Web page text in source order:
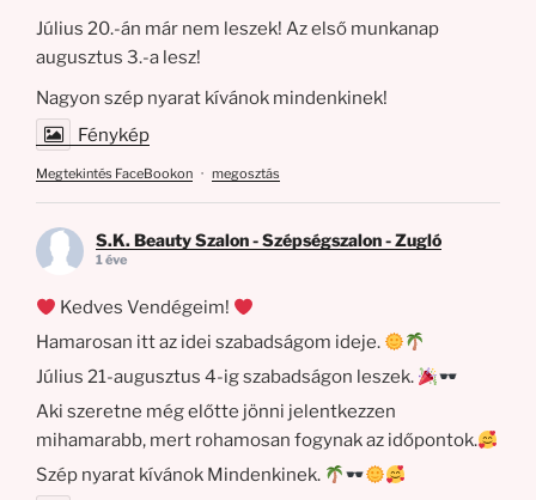
Július 20.-án már nem leszek! Az első munkanap
augusztus 3.-a lesz!
Nagyon szép nyarat kívánok mindenkinek!
Fénykép
Megtekintés FaceBookon · megosztás
S.K. Beauty Szalon - Szépségszalon - Zugló
1 éve
Kedves Vendégeim!
Hamarosan itt az idei szabadságom ideje.
Július 21-augusztus 4-ig szabadságon leszek.
Aki szeretne még előtte jönni jelentkezzen
mihamarabb, mert rohamosan fogynak az időpontok.
Szép nyarat kívánok Mindenkinek.